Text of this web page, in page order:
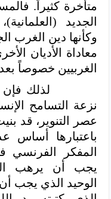
متأخرة كثيراً.
الجديد
وكأنها دين الغرب
معاداة الأديان
الغربيين خصوصاً
لذلك فإن ما
نزعة التسامح
عصر التنوير، قد
باعتبارها أساس
المفكر
يجب أن يرهب
الوحيد الذي يجب